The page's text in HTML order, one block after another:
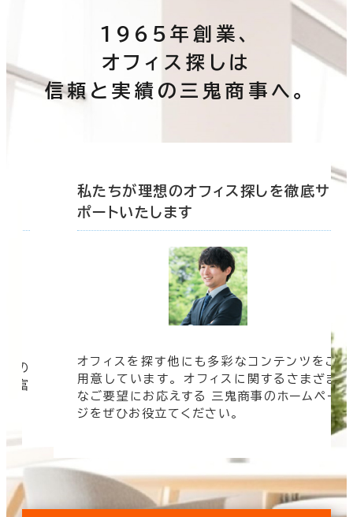
1965年創業、
オフィス探しは
信頼と実績の三鬼商事へ。
の
豊富
私たちが理想のオフィス探しを徹底サ
ポートいたします
オフィスを探す他にも多彩なコンテンツをご
用意しています。 オフィスに関するさまざま
なご要望にお応えする 三鬼商事のホームペー
ジをぜひお役立てください。